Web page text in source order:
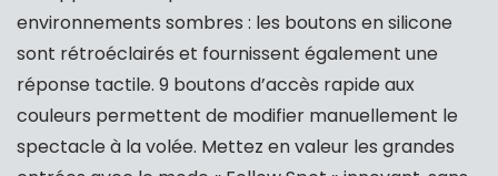
environnements sombres : les boutons en silicone
sont rétroéclairés et fournissent également une
réponse tactile. 9 boutons d’accès rapide aux
couleurs permettent de modifier manuellement le
spectacle à la volée. Mettez en valeur les grandes